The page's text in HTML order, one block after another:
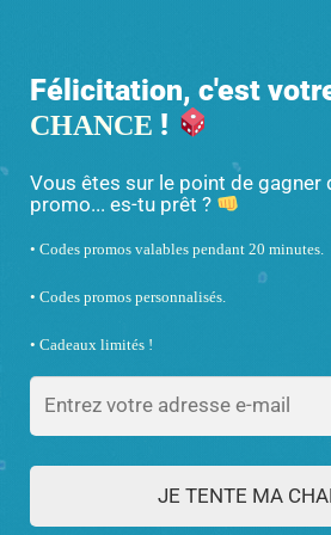
-10% avec le code «
Accueil Porte Badge Tour de Cou Disney
Félicitation, c'est
CHANCE !
Vous êtes sur le point de gagner
promo... es-tu prêt ?
• Codes promos valables pendant 20 minutes.
• Codes promos personnalisés.
• Cadeaux limités !
JE TENTE MA